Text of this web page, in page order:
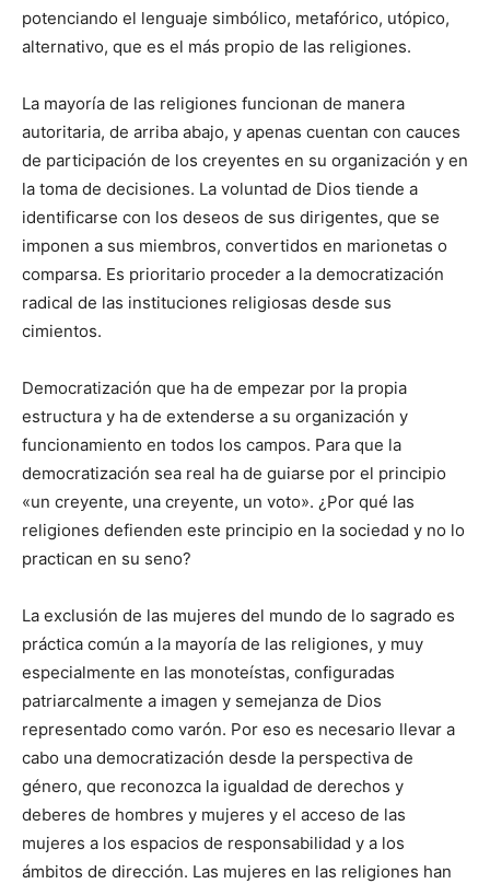
potenciando el lenguaje simbólico, metafórico, utópico,
alternativo, que es el más propio de las religiones.
La mayoría de las religiones funcionan de manera
autoritaria, de arriba abajo, y apenas cuentan con cauces
de participación de los creyentes en su organización y en
la toma de decisiones. La voluntad de Dios tiende a
identificarse con los deseos de sus dirigentes, que se
imponen a sus miembros, convertidos en marionetas o
comparsa. Es prioritario proceder a la democratización
radical de las instituciones religiosas desde sus
cimientos.
Democratización que ha de empezar por la propia
estructura y ha de extenderse a su organización y
funcionamiento en todos los campos. Para que la
democratización sea real ha de guiarse por el principio
«un creyente, una creyente, un voto». ¿Por qué las
religiones defienden este principio en la sociedad y no lo
practican en su seno?
La exclusión de las mujeres del mundo de lo sagrado es
práctica común a la mayoría de las religiones, y muy
especialmente en las monoteístas, configuradas
patriarcalmente a imagen y semejanza de Dios
representado como varón. Por eso es necesario llevar a
cabo una democratización desde la perspectiva de
género, que reconozca la igualdad de derechos y
deberes de hombres y mujeres y el acceso de las
mujeres a los espacios de responsabilidad y a los
ámbitos de dirección. Las mujeres en las religiones han